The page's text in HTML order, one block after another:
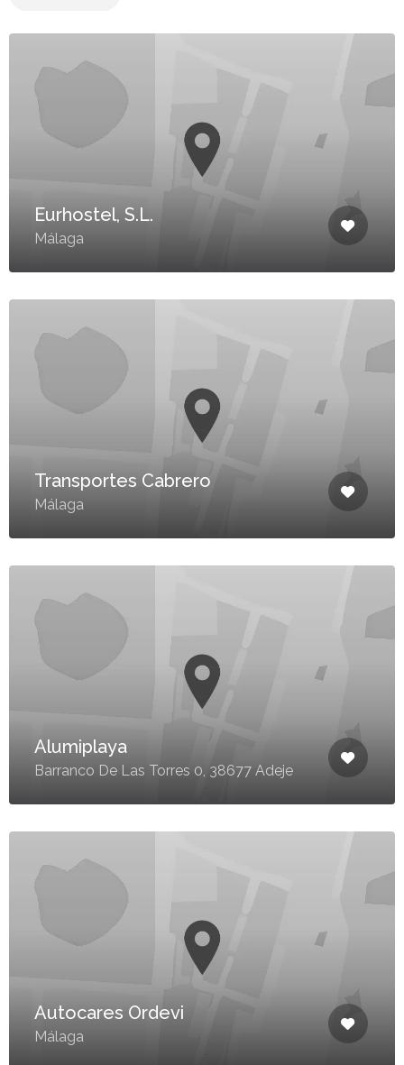
Eurhostel, S.L.
Málaga
Transportes Cabrero
Málaga
Alumiplaya
Barranco De Las Torres 0, 38677 Adeje
Autocares Ordevi
Málaga